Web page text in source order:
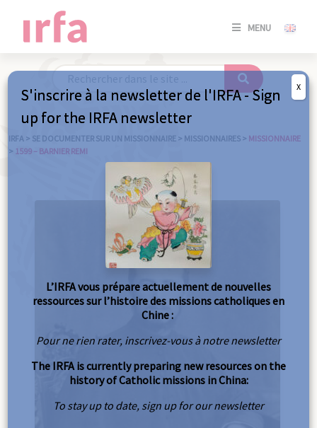
MENU
SE
/
IRFA > SE DOCUMENTER SUR UN MISSIONNAIRE > MISSIONNAIRES > MISSIONNAIRE
> 1599 – BARNIER REMI
S'inscrire à la newsletter de l'IRFA - Sign
up for the IRFA newsletter
L’IRFA vous prépare actuellement de nouvelles
ressources sur l’histoire des missions catholiques en
Chine :
Pour ne rien rater, inscrivez-vous à notre newsletter
The IRFA is currently preparing new resources on the
history of Catholic missions in China:
To stay up to date, sign up for our newsletter
X